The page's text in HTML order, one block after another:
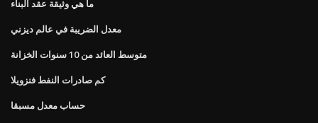
ما هي وثيقة عقد البناء
معدل الضريبة في عالم ديزني
متوسط ​​العائد من 10 سنوات الخزانة
كم صادرات النفط فنزويلا
حساب معدل مسبقا